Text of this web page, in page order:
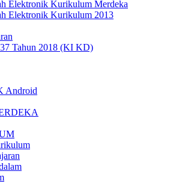
Elektronik Kurikulum Merdeka
Elektronik Kurikulum 2013
Tahun 2018 (KI KD)
Android